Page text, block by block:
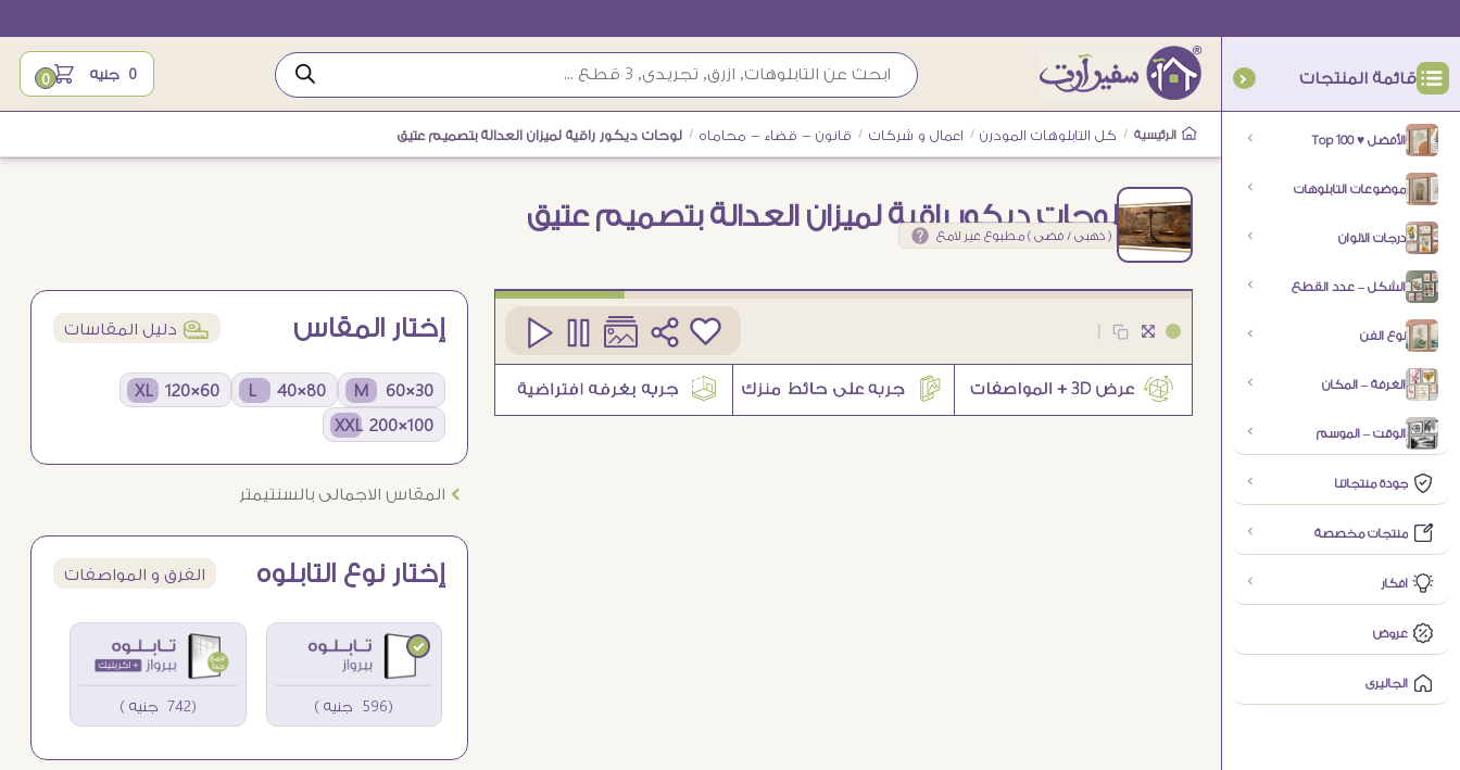
قائمة المنتجات
الأفضل ♥ Top 100
موضوعات التابلوهات
درجات الالوان
الشكل – عدد القطع
نوع الفن
الغرفة – المكان
الوقت – الموسم
جودة منتجاتنا
منتجات مخصصة
افكار
عروض
الجاليرى
0 جنيه 0
الرئيسية / كل التابلوهات المودرن / اعمال و شركات / قانون - قضاء - محاماه / لوحات ديكور راقية لميزان العدالة بتصميم عتيق
لوحات ديكور راقية لميزان العدالة بتصميم عتيق
( ذهبى / فضى ) مطبوع غير لامع
إختار المقاس í دليل المقاسات
30×60 M
80×40 L
60×120 XL
100×200 XXL
Ö المقاس الاجمالى بالسنتيمتر
إختار نوع التابلوه الفرق و المواصفات
(596 جنيه ) (742 جنيه )